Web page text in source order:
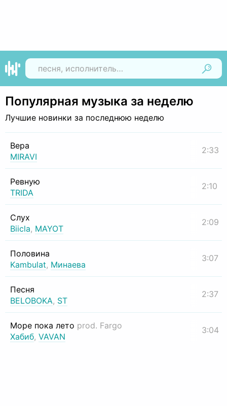
Популярная музыка за неделю
Лучшие новинки за последнюю неделю
Вера
MIRAVI
2:33
Ревную
TRIDA
2:10
Слух
Biicla, MAYOT
2:09
Половина
Kambulat, Минаева
3:07
Песня
BELOBOKA, ST
2:37
Море пока лето prod. Fargo
Хабиб, VAVAN
3:04